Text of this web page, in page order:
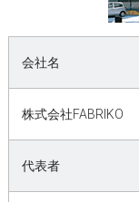
会社名
株式会社FABRIKO
代表者